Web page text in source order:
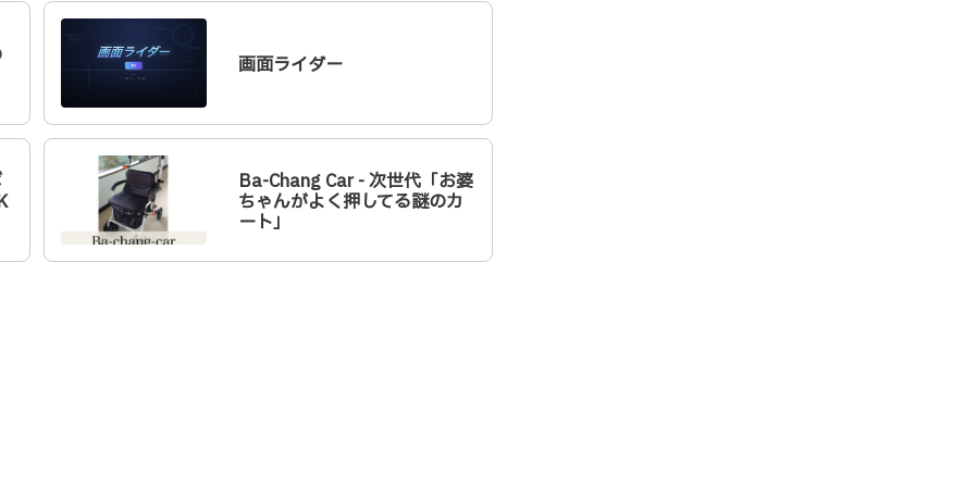
画面ライダー
Ba-Chang Car - 次世代「お婆
ちゃんがよく押してる謎のカ
ート」